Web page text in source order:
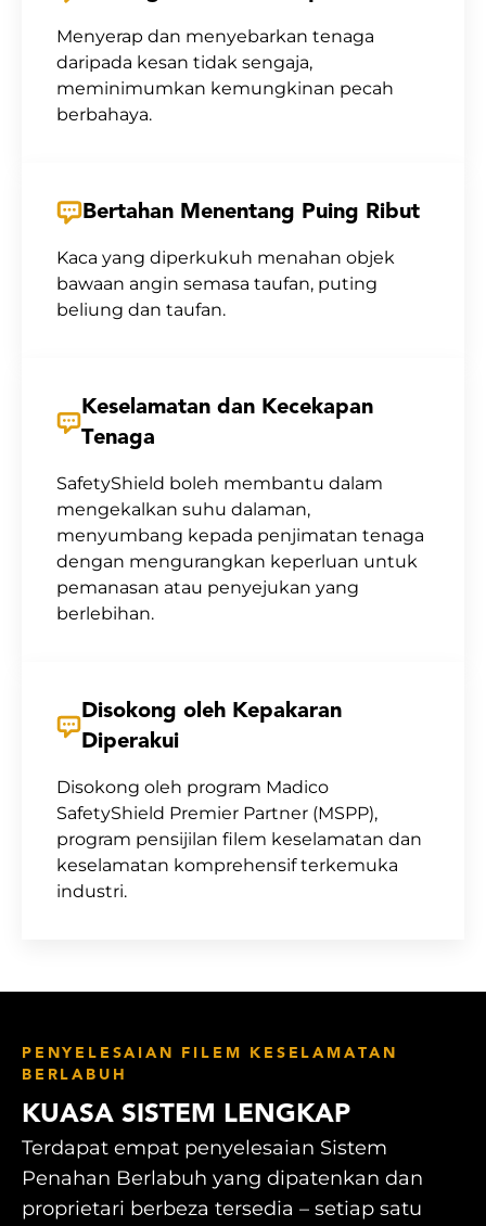
Menyerap dan menyebarkan tenaga
daripada kesan tidak sengaja,
meminimumkan kemungkinan pecah
berbahaya.
Bertahan Menentang Puing Ribut
Kaca yang diperkukuh menahan objek
bawaan angin semasa taufan, puting
beliung dan taufan.
Keselamatan dan Kecekapan
Tenaga
SafetyShield boleh membantu dalam
mengekalkan suhu dalaman,
menyumbang kepada penjimatan tenaga
dengan mengurangkan keperluan untuk
pemanasan atau penyejukan yang
berlebihan.
Disokong oleh Kepakaran
Diperakui
Disokong oleh program Madico
SafetyShield Premier Partner (MSPP),
program pensijilan filem keselamatan dan
keselamatan komprehensif terkemuka
industri.
PENYELESAIAN FILEM KESELAMATAN
BERLABUH
KUASA SISTEM LENGKAP
Terdapat empat penyelesaian Sistem
Penahan Berlabuh yang dipatenkan dan
proprietari berbeza tersedia – setiap satu